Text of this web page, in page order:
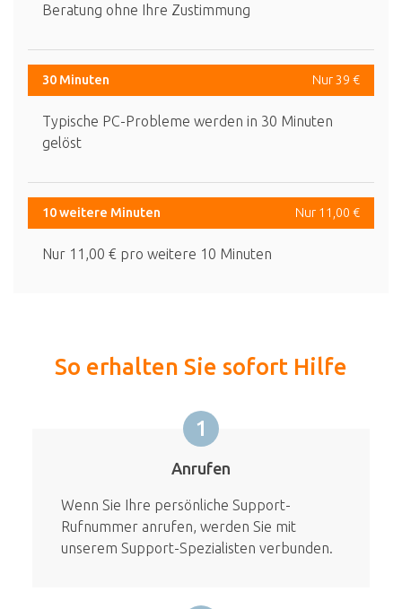
Beratung ohne Ihre Zustimmung
30 Minuten Nur 39 €
Typische PC-Probleme werden in 30 Minuten
gelöst
10 weitere Minuten Nur 11,00 €
Nur 11,00 € pro weitere 10 Minuten
So erhalten Sie sofort Hilfe
1
Anrufen
Wenn Sie Ihre persönliche Support-
Rufnummer anrufen, werden Sie mit
unserem Support-Spezialisten verbunden.